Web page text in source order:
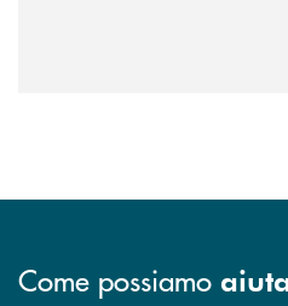
negoziazione esclusiva per la
Come possiamo